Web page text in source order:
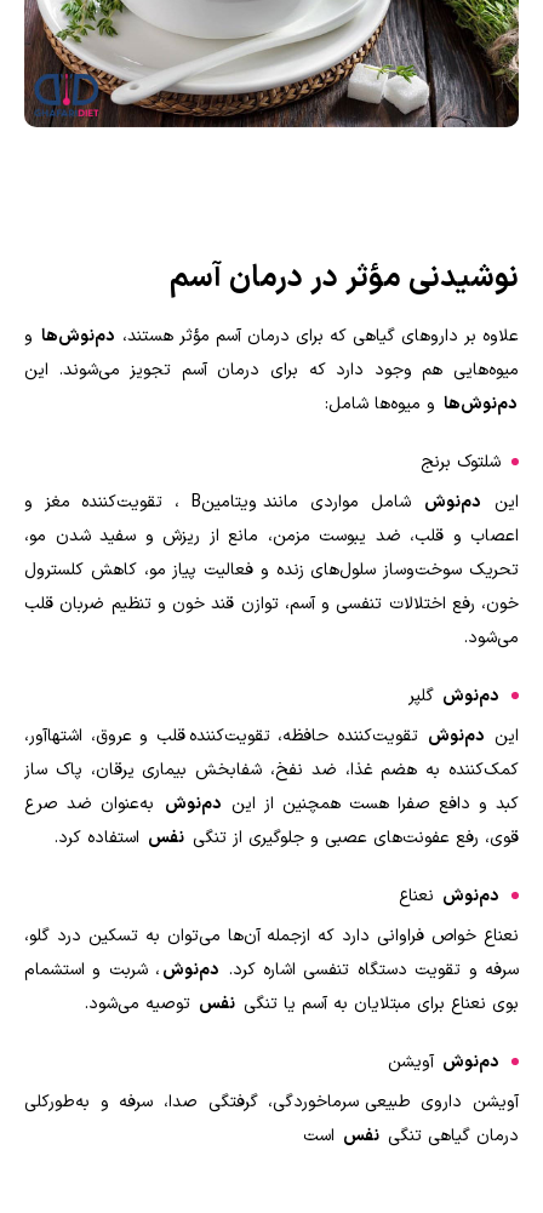
نوشیدنی مؤثر در درمان آسم
علاوه بر داروهای گیاهی که برای درمان آسم مؤثر هستند، دم‌نوش‌ها و
میوه‌هایی هم وجود دارد که برای درمان آسم تجویز می‌شوند. این
دم‌نوش‌ها و میوه‌ها شامل:
شلتوک برنج
این
دم‌نوش شامل مواردی مانند ویتامینB ، تقویت‌کننده مغز و
اعصاب و قلب، ضد یبوست مزمن، مانع از ریزش و سفید شدن مو،
تحریک سوخت‌وساز سلول‌های زنده و فعالیت پیاز مو، کاهش کلسترول
خون، رفع اختلالات تنفسی و آسم، توازن قند خون و تنظیم ضربان قلب
می‌شود.
دم‌نوش گلپر
این دم‌نوش تقویت‌کننده حافظه، تقویت‌کننده قلب و عروق، اشتهاآور،
کمک‌کننده به هضم غذا، ضد نفخ، شفابخش بیماری یرقان، پاک ساز
کبد و دافع صفرا هست همچنین از این دم‌نوش به‌عنوان ضد صرع
قوی، رفع عفونت‌های عصبی و جلوگیری از تنگی نفس استفاده کرد.
دم‌نوش نعناع
نعناع خواص فراوانی دارد که ازجمله آن‌ها می‌توان به تسکین درد گلو،
سرفه و تقویت دستگاه تنفسی اشاره کرد. دم‌نوش، شربت و استشمام
بوی نعناع برای مبتلایان به آسم یا تنگی نفس توصیه می‌شود.
دم‌نوش آویشن
آویشن داروی طبیعی سرماخوردگی، گرفتگی صدا، سرفه و به‌طورکلی
درمان گیاهی تنگی نفس است